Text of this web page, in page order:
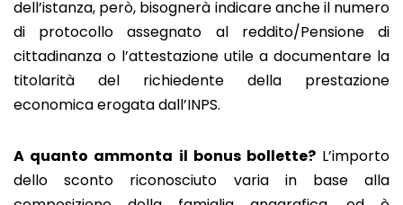
dell’istanza, però, bisognerà indicare anche il numero
di protocollo assegnato al reddito/Pensione di
cittadinanza o l’attestazione utile a documentare la
titolarità del richiedente della prestazione
economica erogata dall’INPS.
A quanto ammonta il bonus bollette?L’importo
dello sconto riconosciuto varia in base alla